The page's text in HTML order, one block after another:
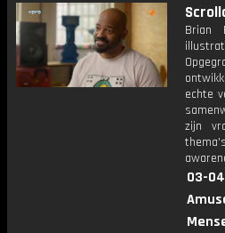
Brian
echte
zijn
03-